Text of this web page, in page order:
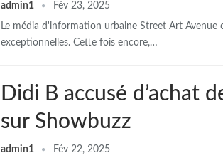
admin1 Fév 23, 2025
Le média d'information urbaine Street Art
exceptionnelles. Cette fois encore,…
Didi B accusé d’achat
sur Showbuzz
admin1 Fév 22, 2025